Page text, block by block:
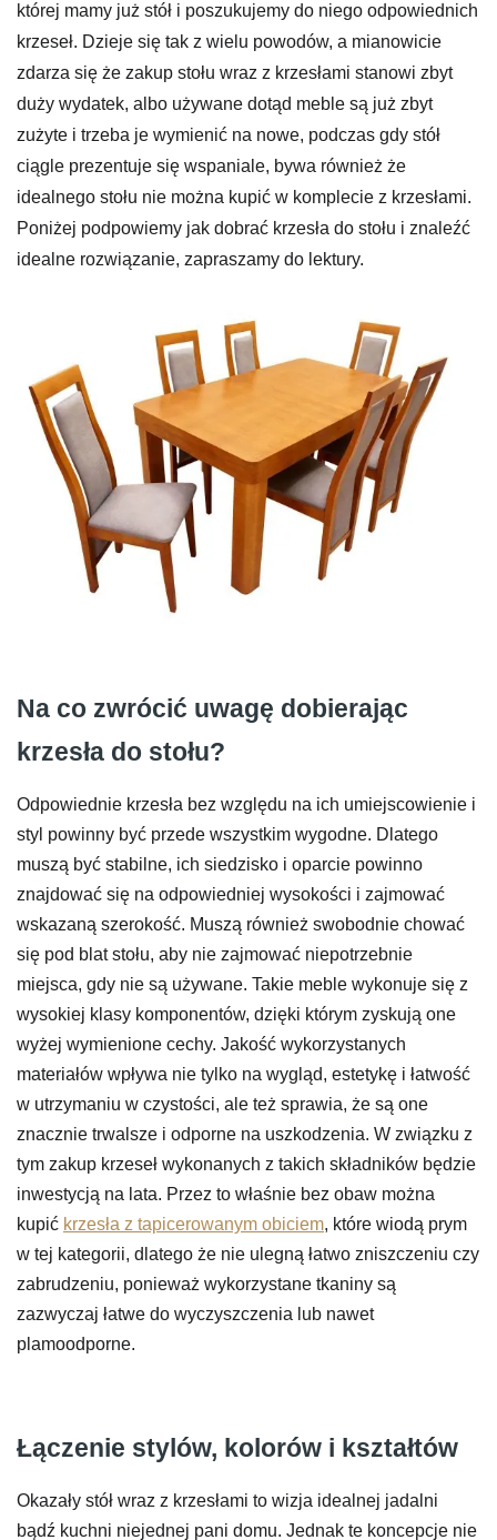
której mamy już stół i poszukujemy do niego odpowiednich
krzeseł. Dzieje się tak z wielu powodów, a mianowicie
zdarza się że zakup stołu wraz z krzesłami stanowi zbyt
duży wydatek, albo używane dotąd meble są już zbyt
zużyte i trzeba je wymienić na nowe, podczas gdy stół
ciągle prezentuje się wspaniale, bywa również że
idealnego stołu nie można kupić w komplecie z krzesłami.
Poniżej podpowiemy jak dobrać krzesła do stołu i znaleźć
idealne rozwiązanie, zapraszamy do lektury.
Na co zwrócić uwagę dobierając
krzesła do stołu?
Odpowiednie krzesła bez względu na ich umiejscowienie i
styl powinny być przede wszystkim wygodne. Dlatego
muszą być stabilne, ich siedzisko i oparcie powinno
znajdować się na odpowiedniej wysokości i zajmować
wskazaną szerokość. Muszą również swobodnie chować
się pod blat stołu, aby nie zajmować niepotrzebnie
miejsca, gdy nie są używane. Takie meble wykonuje się z
wysokiej klasy komponentów, dzięki którym zyskują one
wyżej wymienione cechy. Jakość wykorzystanych
materiałów wpływa nie tylko na wygląd, estetykę i łatwość
w utrzymaniu w czystości, ale też sprawia, że są one
znacznie trwalsze i odporne na uszkodzenia. W związku z
tym zakup krzeseł wykonanych z takich składników będzie
inwestycją na lata. Przez to właśnie bez obaw można
kupić krzesła z tapicerowanym obiciem, które wiodą prym
w tej kategorii, dlatego że nie ulegną łatwo zniszczeniu czy
zabrudzeniu, ponieważ wykorzystane tkaniny są
zazwyczaj łatwe do wyczyszczenia lub nawet
plamoodporne.
Łączenie stylów, kolorów i kształtów
Okazały stół wraz z krzesłami to wizja idealnej jadalni
bądź kuchni niejednej pani domu. Jednak te koncepcje nie